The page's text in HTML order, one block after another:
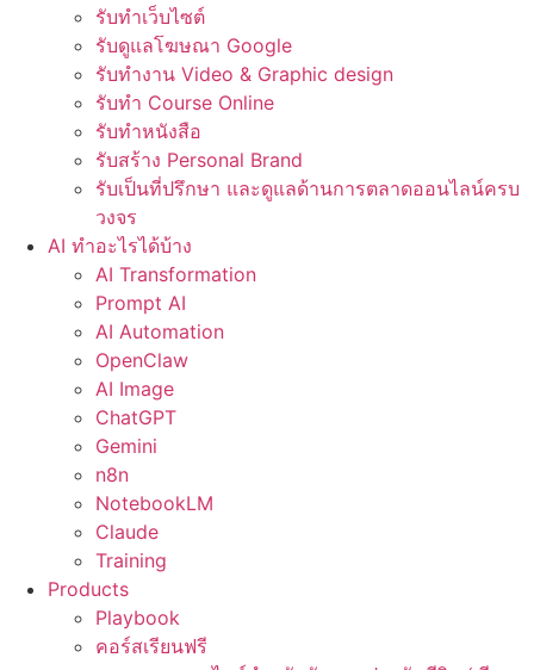
รับทำเว็บไซต์
รับดูแลโฆษณา Google
รับทำงาน Video & Graphic design
รับทำ Course Online
รับทำหนังสือ
รับสร้าง Personal Brand
รับเป็นที่ปรึกษา และดูแลด้านการตลาดออนไลน์ครบ
วงจร
AI ทำอะไรได้บ้าง
AI Transformation
Prompt AI
AI Automation
OpenClaw
AI Image
ChatGPT
Gemini
n8n
NotebookLM
Claude
Training
Products
Playbook
คอร์สเรียนฟรี